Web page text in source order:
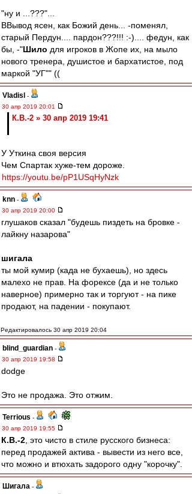
"ну и ...???"...
ВВывод ясен, как Божий день... -поменял,
старый Пердун.... пардон???!!! :-).... федун, как
бы, -"Шило для игроков в Жопе их, на мыло
нового тренера, душистое и бархатистое, под
маркой "УГ"" ((
Vladisl
-
30 апр 2019 20:01
К.В.-2 » 30 апр 2019 19:41
У Уткина своя версия
Чем Спартак хуже-тем дороже.
https://youtu.be/pP1USqHyNzk
knn -
30 апр 2019 20:00
глушаков сказал "будешь пиздеть на бровке -
лайкну назарова"
шигала
ты мой кумир (када не бухаешь), но здесь
малехо не прав. На форексе (да и не только
наверное) примерно так и торгуют - на пике
продают, на падении - покупают.
Редактировалось 30 апр 2019 20:04
blind_guardian -
30 апр 2019 19:58
dodge
Это не продажа. Это отжим.
Terrious -
30 апр 2019 19:55
К.В.-2 , это чисто в стиле русского бизнеса:
перед продажей актива - вывести из него все,
что можно и втюхать задорого одну "корочку".
Шигала -